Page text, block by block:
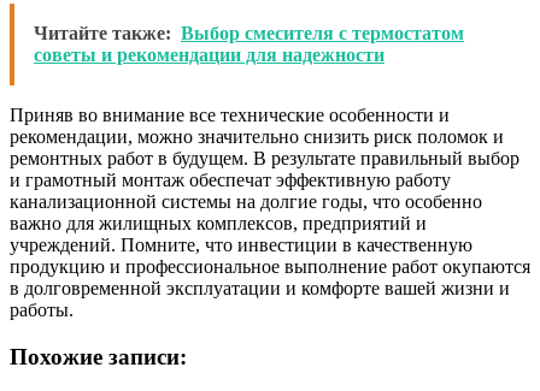
Читайте также: Выбор смесителя с термостатом
советы и рекомендации для надежности
Приняв во внимание все технические особенности и
рекомендации, можно значительно снизить риск поломок и
ремонтных работ в будущем. В результате правильный выбор
и грамотный монтаж обеспечат эффективную работу
канализационной системы на долгие годы, что особенно
важно для жилищных комплексов, предприятий и
учреждений. Помните, что инвестиции в качественную
продукцию и профессиональное выполнение работ окупаются
в долговременной эксплуатации и комфорте вашей жизни и
работы.
Похожие записи: